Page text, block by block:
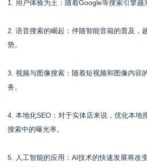
1. 用户体验为王：随着Google等搜索引擎
2. 语音搜索的崛起：伴随智能音箱的普及，
势。
3. 视频与图像搜索：随着短视频和图像内容
务。
4. 本地化SEO：对于实体店来说，优化本地
搜索中的曝光率。
5. 人工智能的应用：AI技术的快速发展将改